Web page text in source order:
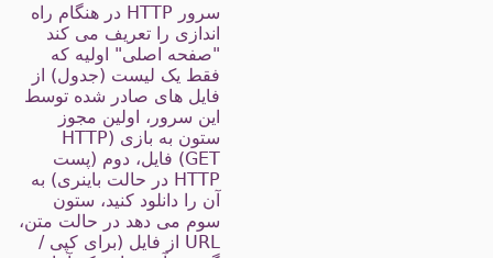
سرور HTTP در هنگام راه
اندازی را تعریف می کند
"صفحه اصلی" اولیه که
فقط یک لیست (جدول) از
فایل های صادر شده توسط
این سرور، اولین مجوز
ستون به بازی (HTTP
GET) فایل، دوم (پست
HTTP در حالت باینری) به
آن را دانلود کنید، ستون
سوم می دهد در حالت متن،
URL از فایل (برای کپی /